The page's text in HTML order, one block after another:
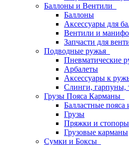
Баллоны и Вентили
Баллоны
Аксессуары для
Вентили и
Запчасти для
Подводные ружья
Пневматические
Арбалеты
Аксессуары к
Слинги, гарпуны,
Грузы Пояса Карманы
Балластные пояса
Грузы
Пряжки и стопоры
Грузовые карманы
Сумки и Боксы